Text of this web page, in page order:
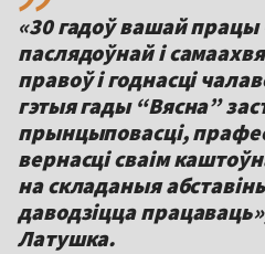
«30 гадоў вашай працы
паслядоўнай і
правоў і годнасці
гэтыя гады “Вясна”
прынцыповасці,
вернасці сваім
на складаныя
даводзіцца
Латушка.